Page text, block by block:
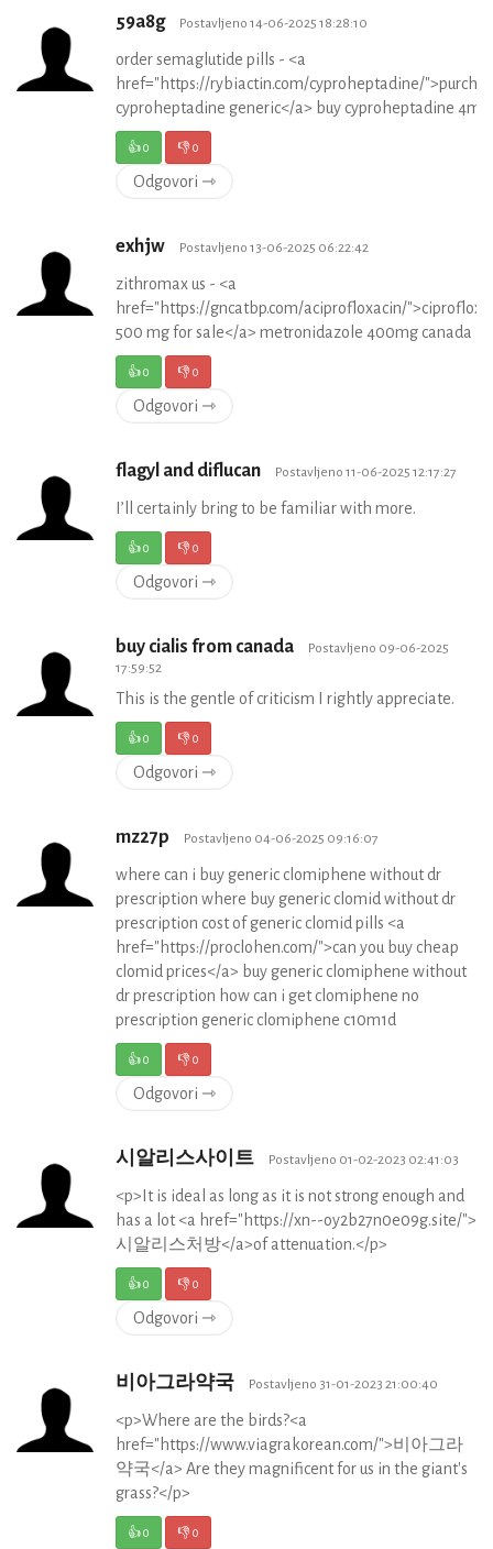
59a8g Postavljeno 14-06-2025 18:28:10
order semaglutide pills - <a
href="https://rybiactin.com/cyproheptadine/
cyproheptadine generic</a> buy cyproheptadine 4mg
👍0 👎0
Odgovori ⇾
exhjw Postavljeno 13-06-2025 06:22:42
zithromax us - <a
href="https://gncatbp.com/aciprofloxacin/
500 mg for sale</a> metronidazole 400mg canada
👍0 👎0
Odgovori ⇾
flagyl and diflucan Postavljeno 11-06-2025 12:17:27
I’ll certainly bring to be familiar with more.
👍0 👎0
Odgovori ⇾
buy cialis from canada
Postavljeno 09-06-2025
17:59:52
This is the gentle of criticism I rightly appreciate.
👍0 👎0
Odgovori ⇾
mz27p Postavljeno 04-06-2025 09:16:07
where can i buy generic clomiphene without dr
prescription where buy generic clomid without dr
prescription cost of generic clomid pills <a
href="https://proclohen.com/">can you buy cheap
clomid prices</a> buy generic clomiphene without
dr prescription how can i get clomiphene no
prescription generic clomiphene c10m1d
👍0 👎0
Odgovori ⇾
시알리스사이트 Postavljeno 01-02-2023 02:41:03
<p>It is ideal as long as it is not strong enough and
has a lot <a href="https://xn--oy2b27n0e09g.site/">
시알리스처방</a>of attenuation.</p>
👍0 👎0
Odgovori ⇾
비아그라약국 Postavljeno 31-01-2023 21:00:40
<p>Where are the birds?<a
href="https://www.viagrakorean.com/">비아그라
약국</a> Are they magnificent for us in the giant's
grass?</p>
👍0 👎0